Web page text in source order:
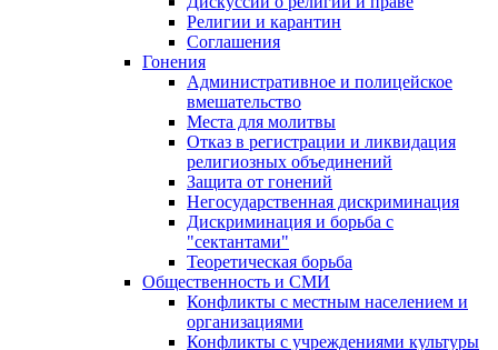
Религии и карантин
Соглашения
Гонения
Административное и полицейское
вмешательство
Места для молитвы
Отказ в регистрации и ликвидация
религиозных объединений
Защита от гонений
Негосударственная дискриминация
Дискриминация и борьба с
"сектантами"
Теоретическая борьба
Общественность и СМИ
Конфликты с местным населением и
организациями
Конфликты с учреждениями культуры